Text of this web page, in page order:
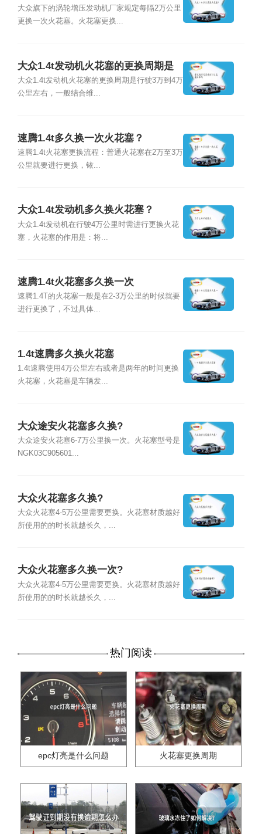
大众旗下的涡轮增压发动机厂家规定每隔2万公里
更换一次火花塞。火花塞更换...
大众1.4t发动机火花塞的更换周期是
多久？
大众1.4t发动机火花塞的更换周期是行驶3万到4万
公里左右，一般结合维...
速腾1.4t多久换一次火花塞？
速腾1.4t火花塞更换流程：普通火花塞在2万至3万
公里就要进行更换，铱...
大众1.4t发动机多久换火花塞？
大众1.4t发动机在行驶4万公里时需进行更换火花
塞，火花塞的作用是：将...
速腾1.4t火花塞多久换一次
速腾1.4T的火花塞一般是在2-3万公里的时候就要
进行更换了，不过具体...
1.4t速腾多久换火花塞
1.4t速腾使用4万公里左右或者是两年的时间更换
火花塞，火花塞是车辆发...
大众途安火花塞多久换?
大众途安火花塞6-7万公里换一次。火花塞型号是
NGK03C905601...
大众火花塞多久换?
大众火花塞4-5万公里需要更换。火花塞材质越好
所使用的的时长就越长久，...
大众火花塞多久换一次?
大众火花塞4-5万公里需要更换。火花塞材质越好
所使用的的时长就越长久，...
热门阅读
epc灯亮是什么问题 火花塞更换周期